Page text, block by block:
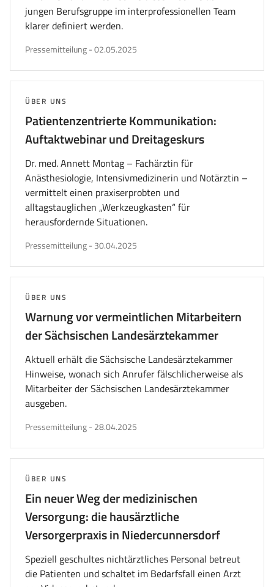
jungen Berufsgruppe im interprofessionellen Team
klarer definiert werden.
Pressemitteilungveröffentlicht
-02.05.2025
Patientenzentrierte Kommunikation:
Auftaktwebinar und Dreitageskurs
THEMA:
ÜBER UNS
Dr. med. Annett Montag – Fachärztin für
Anästhesiologie, Intensivmedizinerin und Notärztin –
vermittelt einen praxiserprobten und
alltagstauglichen „Werkzeugkasten“ für
herausfordernde Situationen.
Pressemitteilungveröffentlicht
- 30.04.2025
Warnung vor vermeintlichen Mitarbeitern
der Sächsischen Landesärztekammer
THEMA:
ÜBER UNS
Aktuell erhält die Sächsische Landesärztekammer
Hinweise, wonach sich Anrufer fälschlicherweise als
Mitarbeiter der Sächsischen Landesärztekammer
ausgeben.
Pressemitteilungveröffentlicht
- 28.04.2025
Ein neuer Weg der medizinischen
Versorgung: die hausärztliche
Versorgerpraxis in Niedercunnersdorf
THEMA:
ÜBER UNS
Speziell geschultes nichtärztliches Personal betreut
die Patienten und schaltet im Bedarfsfall einen Arzt